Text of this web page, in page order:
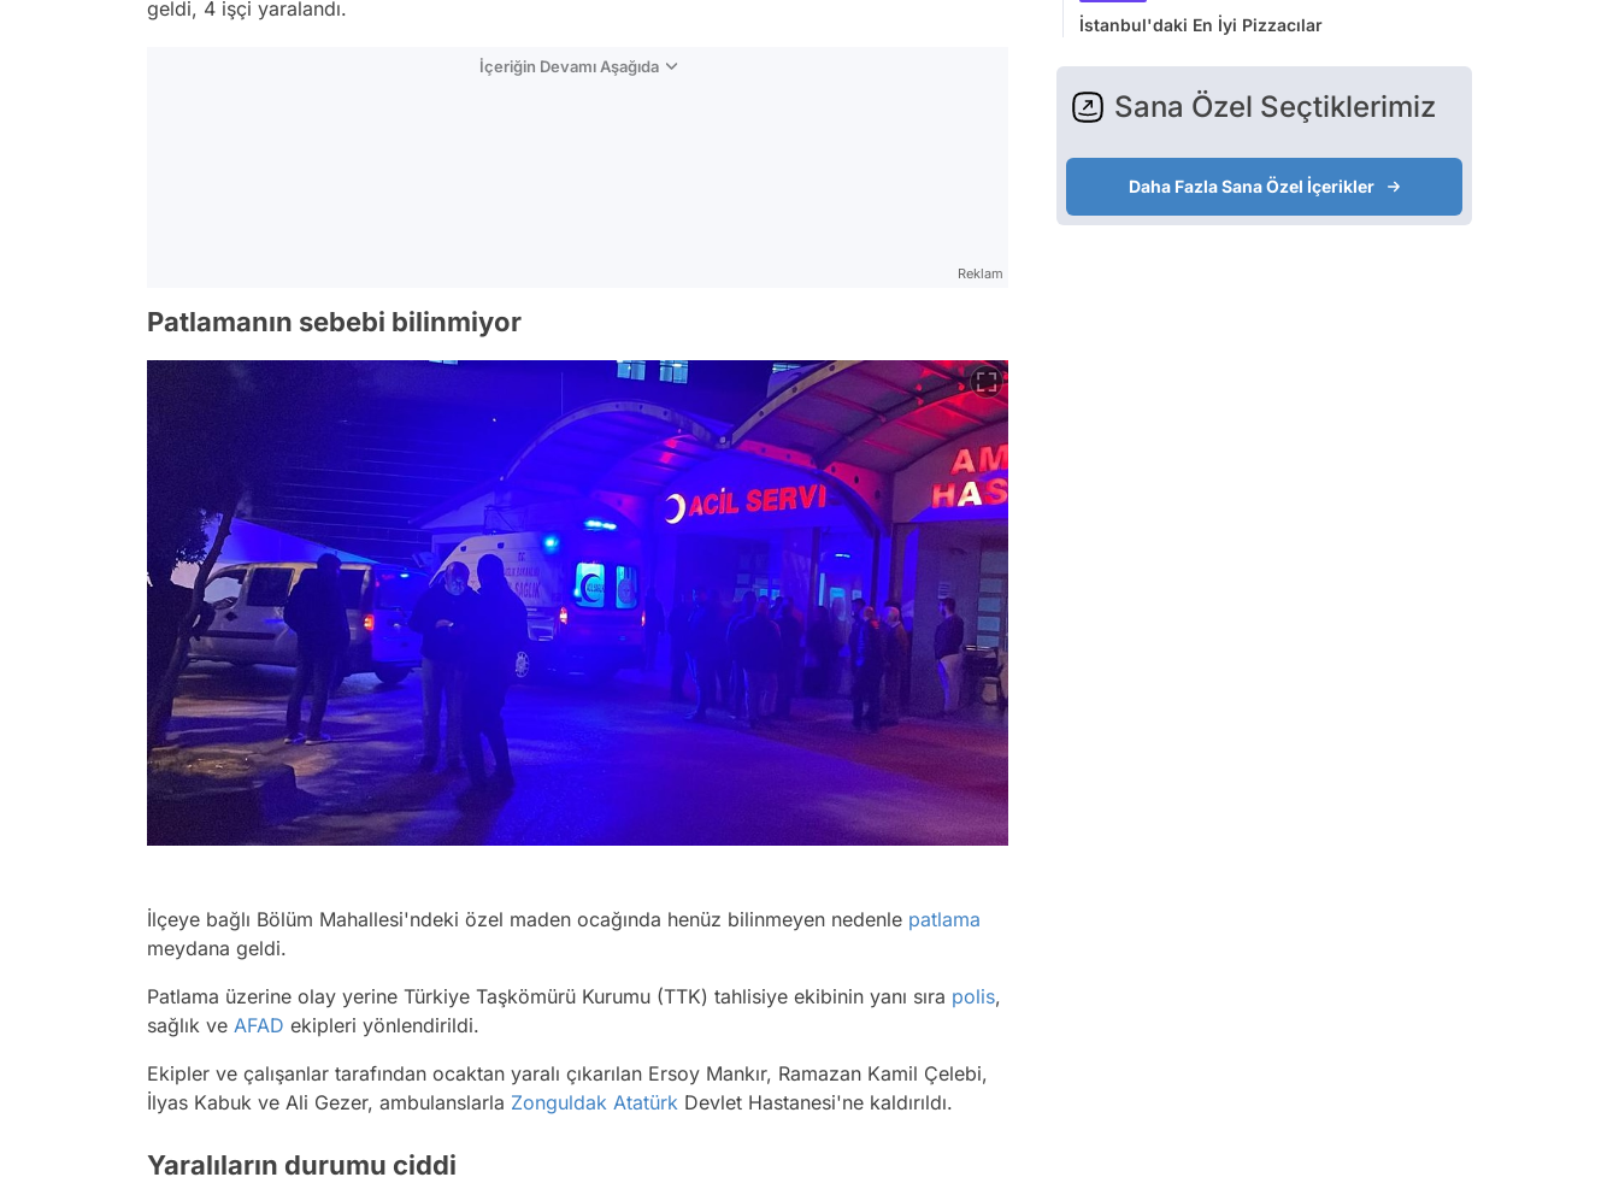
geldi, 4 işçi yaralandı.
İçeriğin Devamı Aşağıda
Reklam
Patlamanın sebebi bilinmiyor
İlçeye bağlı Bölüm Mahallesi'ndeki özel maden ocağında henüz bilinmeyen nedenle patlama
meydana geldi.
Patlama üzerine olay yerine Türkiye Taşkömürü Kurumu (TTK) tahlisiye ekibinin yanı sıra polis,
sağlık ve AFAD ekipleri yönlendirildi.
Ekipler ve çalışanlar tarafından ocaktan yaralı çıkarılan Ersoy Mankır, Ramazan Kamil Çelebi,
İlyas Kabuk ve Ali Gezer, ambulanslarla Zonguldak Atatürk Devlet Hastanesi'ne kaldırıldı.
Yaralıların durumu ciddi
İstanbul'daki En İyi Pizzacılar
Sana Özel Seçtiklerimiz
Daha Fazla Sana Özel İçerikler